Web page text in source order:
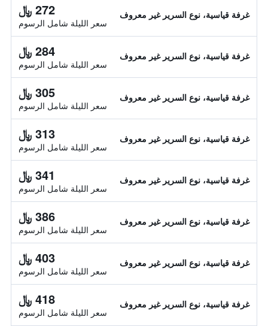
غرفة قياسية، نوع السرير غير معروف 272 ﷼
سعر الليلة شامل الرسوم
غرفة قياسية، نوع السرير غير معروف 284 ﷼
سعر الليلة شامل الرسوم
غرفة قياسية، نوع السرير غير معروف 305 ﷼
سعر الليلة شامل الرسوم
غرفة قياسية، نوع السرير غير معروف 313 ﷼
سعر الليلة شامل الرسوم
غرفة قياسية، نوع السرير غير معروف 341 ﷼
سعر الليلة شامل الرسوم
غرفة قياسية، نوع السرير غير معروف 386 ﷼
سعر الليلة شامل الرسوم
غرفة قياسية، نوع السرير غير معروف 403 ﷼
سعر الليلة شامل الرسوم
غرفة قياسية، نوع السرير غير معروف 418 ﷼
سعر الليلة شامل الرسوم